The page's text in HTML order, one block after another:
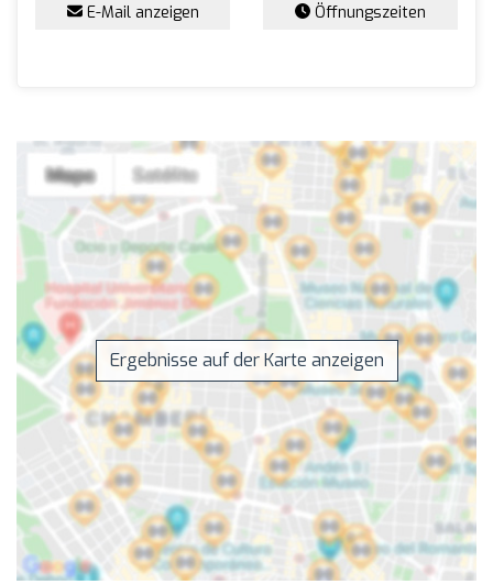
E-Mail anzeigen Öffnungszeiten
Ergebnisse auf der Karte anzeigen